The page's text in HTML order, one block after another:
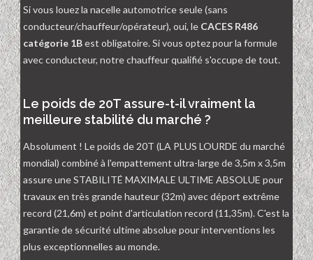
Si vous louez la nacelle automotrice seule (sans
conducteur/chauffeur/opérateur), oui, le CACES R486
catégorie 1Best obligatoire. Si vous optez pour la formule
avec conducteur, notre chauffeur qualifié s'occupe de tout.
Le poids de 20T assure-t-il vraiment la
meilleure stabilité du marché ?
Absolument ! Le poids de 20T (LA PLUS LOURDE du marché
mondial) combiné à l'empattement ultra-large de 3,5m x 3,5m
assure une STABILITÉ MAXIMALE ULTIME ABSOLUE pour
travaux en très grande hauteur (32m) avec déport extrême
record (21,6m) et point d'articulation record (11,35m). C'est la
garantie de sécurité ultime absolue pour interventions les
plus exceptionnelles au monde.